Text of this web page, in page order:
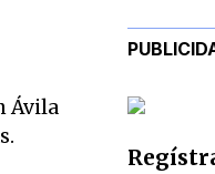
Ávila